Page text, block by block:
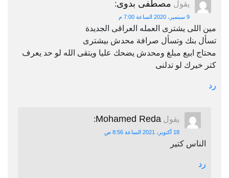
يقول مصطفى بدوى:
9 سبتمبر، 2020 الساعة 7:00 م
مين اللى يشترى العمله العراقى الجديدة
تسأل بنك وتسأل صرافة محدش بيشترى
محتاج ابيع مبلغ ومحدش يضحك عليا ويتقى الله لو حد يعرف
كتر خيرك لو تدلنى
رد
يقول Mohamed Reda
:
18 أكتوبر، 2021 الساعة 8:56 ص
الناس كتير
رد